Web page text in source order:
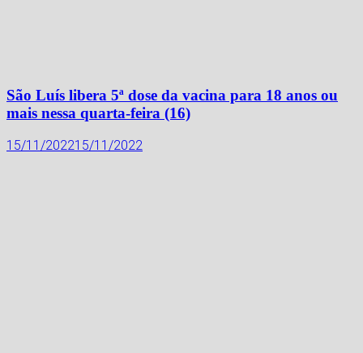
São Luís libera 5ª dose da vacina para 18 anos ou
mais nessa quarta-feira (16)
15/11/202215/11/2022